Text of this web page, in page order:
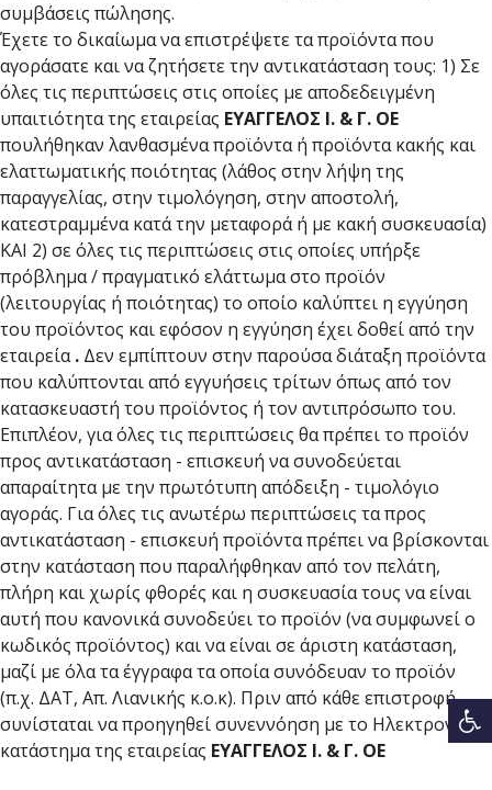
συμβάσεις πώλησης.
Έχετε το δικαίωμα να επιστρέψετε τα προϊόντα που
αγοράσατε και να ζητήσετε την αντικατάσταση τους: 1) Σε
όλες τις περιπτώσεις στις οποίες με αποδεδειγμένη
υπαιτιότητα της εταιρείας ΕΥΑΓΓΕΛΟΣ Ι. & Γ. ΟΕ
πουλήθηκαν λανθασμένα προϊόντα ή προϊόντα κακής και
ελαττωματικής ποιότητας (λάθος στην λήψη της
παραγγελίας, στην τιμολόγηση, στην αποστολή,
κατεστραμμένα κατά την μεταφορά ή με κακή συσκευασία)
ΚΑΙ 2) σε όλες τις περιπτώσεις στις οποίες υπήρξε
πρόβλημα / πραγματικό ελάττωμα στο προϊόν
(λειτουργίας ή ποιότητας) το οποίο καλύπτει η εγγύηση
του προϊόντος και εφόσον η εγγύηση έχει δοθεί από την
εταιρεία. Δεν εμπίπτουν στην παρούσα διάταξη προϊόντα
που καλύπτονται από εγγυήσεις τρίτων όπως από τον
κατασκευαστή του προϊόντος ή τον αντιπρόσωπο του.
Επιπλέον, για όλες τις περιπτώσεις θα πρέπει το προϊόν
προς αντικατάσταση - επισκευή να συνοδεύεται
απαραίτητα με την πρωτότυπη απόδειξη - τιμολόγιο
αγοράς. Για όλες τις ανωτέρω περιπτώσεις τα προς
αντικατάσταση - επισκευή προϊόντα πρέπει να βρίσκονται
στην κατάσταση που παραλήφθηκαν από τον πελάτη,
πλήρη και χωρίς φθορές και η συσκευασία τους να είναι
αυτή που κανονικά συνοδεύει το προϊόν (να συμφωνεί ο
κωδικός προϊόντος) και να είναι σε άριστη κατάσταση,
μαζί με όλα τα έγγραφα τα οποία συνόδευαν το προϊόν
(π.χ. ΔΑΤ, Απ. Λιανικής κ.ο.κ). Πριν από κάθε επιστροφή
συνίσταται να προηγηθεί συνεννόηση με το Ηλεκτρονικό
κατάστημα της εταιρείας ΕΥΑΓΓΕΛΟΣ Ι. & Γ. ΟΕ